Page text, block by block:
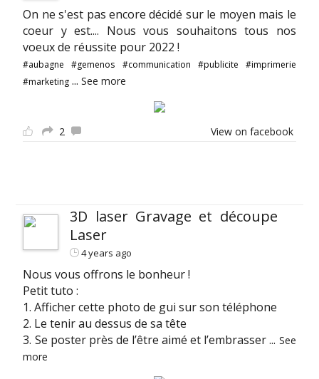
On ne s'est pas encore décidé sur le moyen mais le
coeur y est.... Nous vous souhaitons tous nos
voeux de réussite pour 2022 !
#aubagne #gemenos #communication #publicite
#imprimerie
#marketing ...See more
2 View on facebook
3D laser Gravage et découpe
Laser
4 years ago
Nous vous offrons le bonheur !
Petit tuto :
1. Afficher cette photo de gui sur son téléphone
2. Le tenir au dessus de sa tête
3. Se poster près de l’être aimé et l’embrasser... See
more